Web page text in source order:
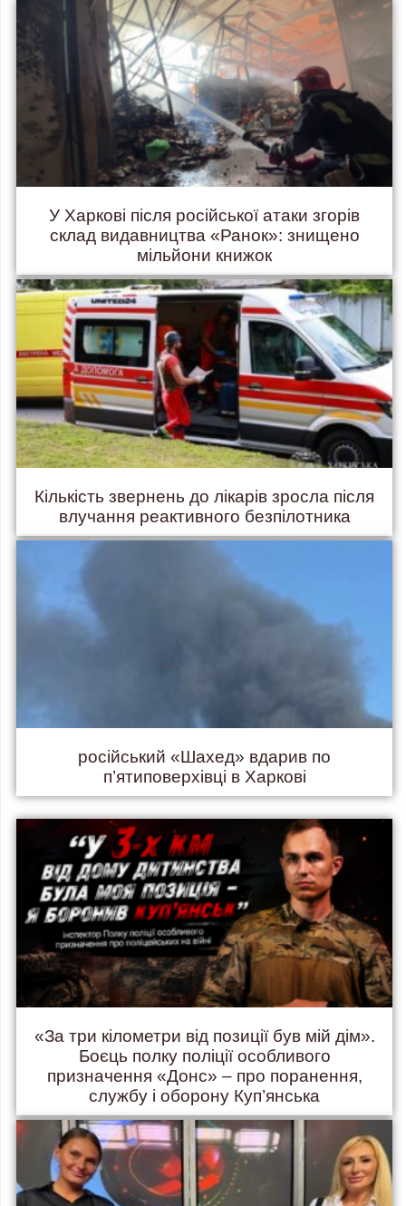
У Харкові після російської атаки згорів
склад видавництва «Ранок»: знищено
мільйони книжок
Кількість звернень до лікарів зросла після
влучання реактивного безпілотника
російський «Шахед» вдарив по
п’ятиповерхівці в Харкові
«За три кілометри від позиції був мій дім».
Боєць полку поліції особливого
призначення «Донс» – про поранення,
службу і оборону Куп’янська